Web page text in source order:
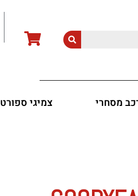
מסחרי צמיגי ספורט